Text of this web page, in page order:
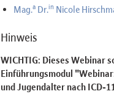
Mag. aDr. in Nicole
Hinweis
WICHTIG: Dieses Webinar
Einführungsmodul
und Jugendalter nach ICD-